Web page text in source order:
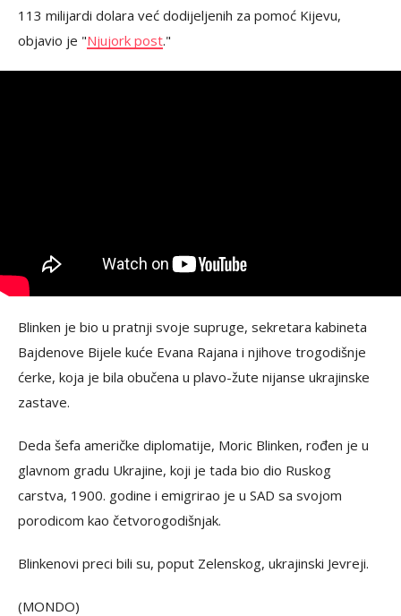
113 milijardi dolara već dodijeljenih za pomoć Kijevu,
objavio je "Njujork post."
Blinken je bio u pratnji svoje supruge, sekretara kabineta
Bajdenove Bijele kuće Evana Rajana i njihove trogodišnje
ćerke, koja je bila obučena u plavo-žute nijanse ukrajinske
zastave.
Deda šefa američke diplomatije, Moric Blinken, rođen je u
glavnom gradu Ukrajine, koji je tada bio dio Ruskog
carstva, 1900. godine i emigrirao je u SAD sa svojom
porodicom kao četvorogodišnjak.
Blinkenovi preci bili su, poput Zelenskog, ukrajinski Jevreji.
(MONDO)